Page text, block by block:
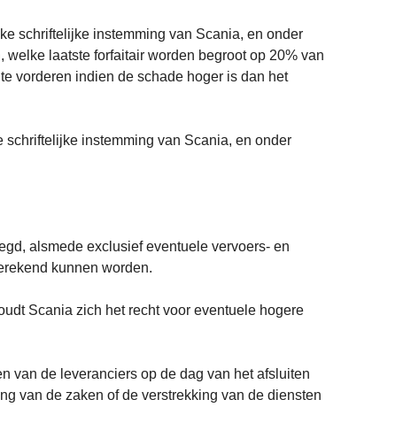
schriftelijke instemming van Scania, en onder
laatste forfaitair worden begroot op 20% van
vorderen indien de schade hoger is dan het
instemming van Scania, en onder
alsmede exclusief eventuele vervoers- en
kunnen worden.
Scania zich het recht voor eventuele hogere
van de leveranciers op de dag van het afsluiten
van de zaken of de verstrekking van de diensten